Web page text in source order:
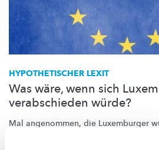
HYPOTHETISCHER LEXIT
Was wäre, wenn sich
verabschieden würde?
Mal angenommen, die Luxemburger
einem Referendum den Austritt aus